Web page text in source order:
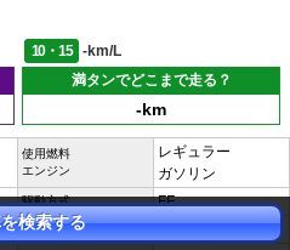
10・15
-km/L
満タンでどこまで走る？
-km
使用燃料
エンジン
レギュラー
ガソリン
駆動方式 FF
過給器（ターボ）
-
検索する